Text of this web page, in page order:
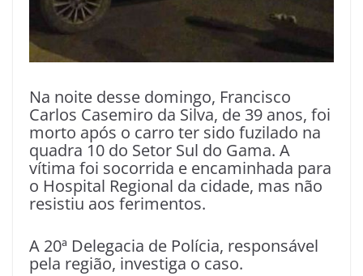
Na noite desse domingo, Francisco
Carlos Casemiro da Silva, de 39 anos, foi
morto após o carro ter sido fuzilado na
quadra 10 do Setor Sul do Gama. A
vítima foi socorrida e encaminhada para
o Hospital Regional da cidade, mas não
resistiu aos ferimentos.
A 20ª Delegacia de Polícia, responsável
pela região, investiga o caso.